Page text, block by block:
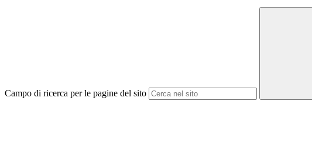
Campo di ricerca per le pagine del sito